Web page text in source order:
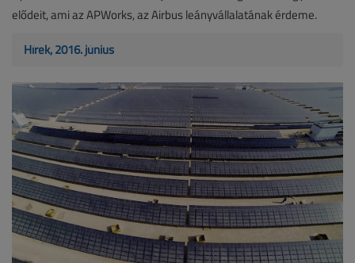
elődeit, ami az APWorks, az Airbus leányvállalatának érdeme.
Hírek, 2016. június